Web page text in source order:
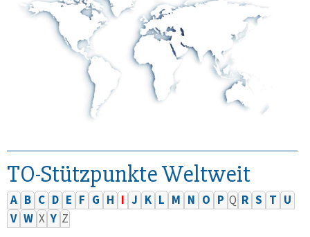
TO-Stützpunkte Weltweit
A B C D E F G H I J K L M N O P Q R S T U
V W X Y Z